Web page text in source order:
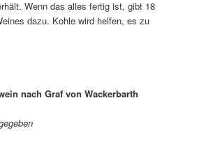
Wenn das alles fertig ist, gibt 18
dazu. Kohle wird helfen, es zu
nach Graf von Wackerbarth